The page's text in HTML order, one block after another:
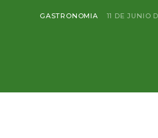
GASTRONOMIA 11 DE JUNIO